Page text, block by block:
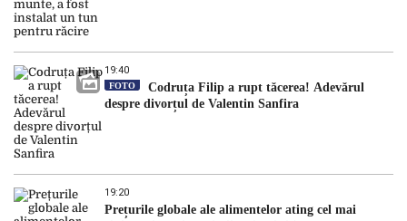
19:40
FOTO
Codruța Filip a rupt tăcerea! Adevărul
despre divorțul de Valentin Sanfira
19:20
Prețurile globale ale alimentelor ating cel mai